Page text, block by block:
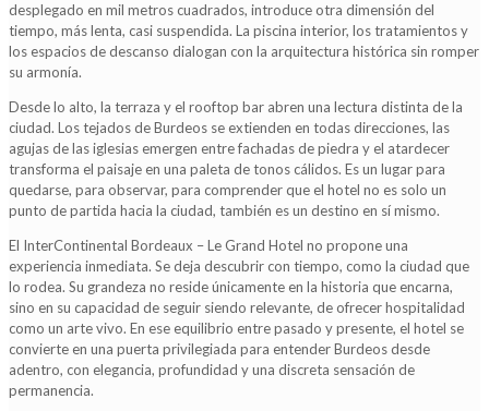
desplegado en mil metros cuadrados, introduce otra dimensión del
tiempo, más lenta, casi suspendida. La piscina interior, los tratamientos y
los espacios de descanso dialogan con la arquitectura histórica sin romper
su armonía.
Desde lo alto, la terraza y el rooftop bar abren una lectura distinta de la
ciudad. Los tejados de Burdeos se extienden en todas direcciones, las
agujas de las iglesias emergen entre fachadas de piedra y el atardecer
transforma el paisaje en una paleta de tonos cálidos. Es un lugar para
quedarse, para observar, para comprender que el hotel no es solo un
punto de partida hacia la ciudad, también es un destino en sí mismo.
El InterContinental Bordeaux – Le Grand Hotel no propone una
experiencia inmediata. Se deja descubrir con tiempo, como la ciudad que
lo rodea. Su grandeza no reside únicamente en la historia que encarna,
sino en su capacidad de seguir siendo relevante, de ofrecer hospitalidad
como un arte vivo. En ese equilibrio entre pasado y presente, el hotel se
convierte en una puerta privilegiada para entender Burdeos desde
adentro, con elegancia, profundidad y una discreta sensación de
permanencia.